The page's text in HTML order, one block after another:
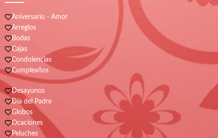
Aniversario - Amor
Arreglos
Bodas
Cajas
Condolencias
Cumpleaños
Desayunos
Día del Padre
Globos
Ocaciones
Peluches